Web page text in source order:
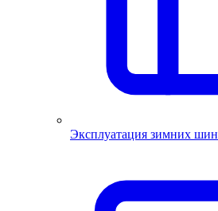
Эксплуатация зимних шин